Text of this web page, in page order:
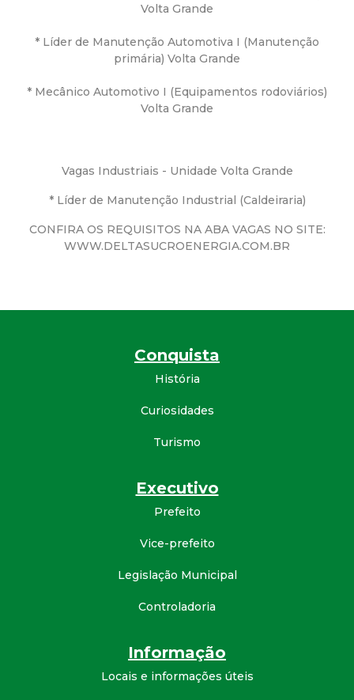
d
e
n
q
i
Volta Grande
* Líder de Manutenção Automotiva I (Manutenção
primária) Volta Grande
* Mecânico Automotivo I (Equipamentos rodoviários)
Volta Grande
Vagas Industriais - Unidade Volta Grande
* Líder de Manutenção Industrial (Caldeiraria)
CONFIRA OS REQUISITOS NA ABA VAGAS NO SITE:
WWW.DELTASUCROENERGIA.COM.BR
Conquista
História
Curiosidades
Turismo
Executivo
Prefeito
Vice-prefeito
Legislação Municipal
Controladoria
Informação
Locais e informações úteis